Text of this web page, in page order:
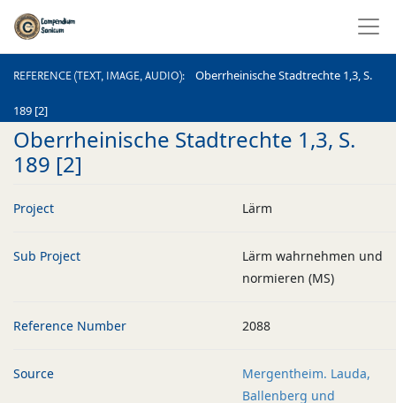
REFERENCE (TEXT, IMAGE, AUDIO) Oberrheinische Stadtrechte 1,3, S.
189 [2]
REFERENCE (TEXT, IMAGE, AUDIO)
Oberrheinische Stadtrechte 1,3, S.
189 [2]
Project Lärm
Sub Project
Lärm wahrnehmen und
normieren (MS)
Reference Number 2088
Source
Mergentheim. Lauda,
Ballenberg und